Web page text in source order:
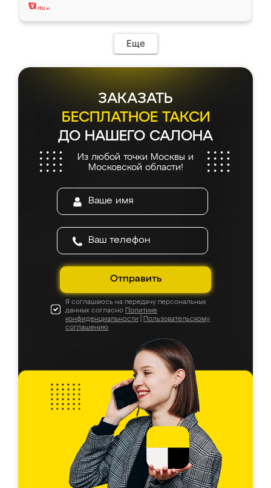
Еще
ЗАКАЗАТЬ
БЕСПЛАТНОЕ ТАКСИ
ДО НАШЕГО САЛОНА
Из любой точки Москвы и
Московской области!
Отправить
Я соглашаюсь на передачу персональных
данных согласно Политике
конфиденциальности
Пользовательскому
соглашению